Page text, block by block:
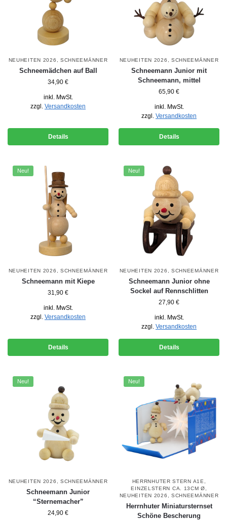
NEUHEITEN 2026 SCHNEEMÄNNER
Schneemädchen auf Ball
34,90 €
inkl. MwSt.
zzgl. Versandkosten
Details
NEUHEITEN 2026 SCHNEEMÄNNER
Schneemann Junior mit
Schneemann, mittel
65,90 €
inkl. MwSt.
zzgl. Versandkosten
Details
Neu!
NEUHEITEN 2026 SCHNEEMÄNNER
Schneemann mit Kiepe
31,90 €
inkl. MwSt.
zzgl. Versandkosten
Details
Neu!
NEUHEITEN 2026 SCHNEEMÄNNER
Schneemann Junior ohne
Sockel auf Rennschlitten
27,90 €
inkl. MwSt.
zzgl. Versandkosten
Details
Neu!
NEUHEITEN 2026 SCHNEEMÄNNER
Schneemann Junior
“Sternemacher”
24,90 €
Neu!
HERRNHUTER STERN A1E,
EINZELSTERN CA. 13CM Ø
NEUHEITEN 2026
SCHNEEMÄNNER
Herrnhuter Miniatursternset
Schöne Bescherung